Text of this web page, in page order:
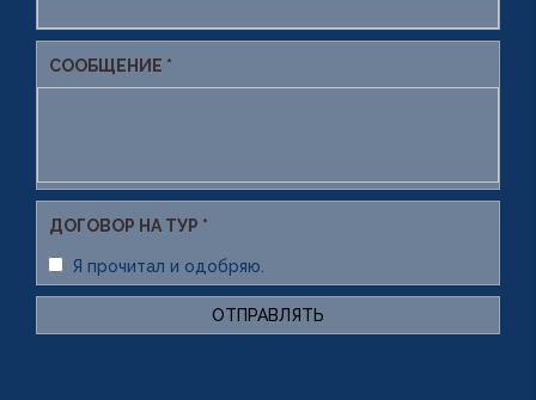
СООБЩЕНИЕ *
ДОГОВОР НА ТУР *
Я прочитал и одобряю.
ОТПРАВЛЯТЬ